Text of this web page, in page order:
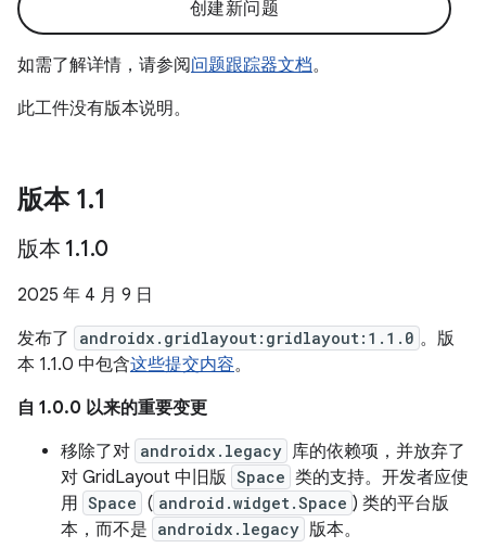
创建新问题
如需了解详情，请参阅问题跟踪器文档。
此工件没有版本说明。
版本 1.1
版本 1.1.0
2025 年 4 月 9 日
发布了
androidx.gridlayout:gridlayout:1.1.0 。版
本 1.1.0 中包含这些提交内容。
自 1.0.0 以来的重要变更
移除了对 androidx.legacy 库的依赖项，并放弃了
对 GridLayout 中旧版 Space 类的支持。开发者应使
用 Space ( android.widget.Space ) 类的平台版
本，而不是 androidx.legacy 版本。